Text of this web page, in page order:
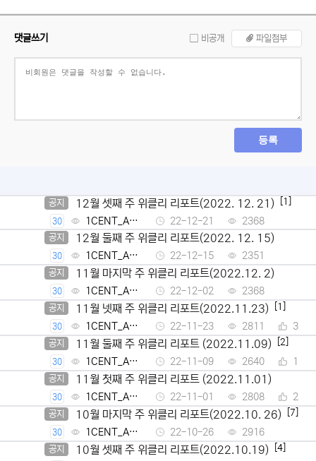
댓글쓰기 비공개 파일첨부
등록
공지 12월 셋째 주 위클리 리포트(2022. 12. 21) [1]
30
1CENT_Ad
min
22-12-21 2368
공지 12월 둘째 주 위클리 리포트(2022. 12. 15)
30
1CENT_Ad
min
22-12-15 2351
공지 11월 마지막 주 위클리 리포트(2022.12. 2)
30
1CENT_Ad
min
22-12-02 2368
공지 11월 넷째 주 위클리 리포트(2022.11.23) [1]
30
1CENT_Ad
min
22-11-23 2811 3
공지 11월 둘째 주 위클리 리포트 (2022.11.09) [2]
30
1CENT_Ad
min
22-11-09 2640 1
공지 11월 첫째 주 위클리 리포트 (2022.11.01)
30
1CENT_Ad
min
22-11-01 2808 2
공지 10월 마지막 주 위클리 리포트(2022.10. 26) [7]
30
1CENT_Ad
min
22-10-26 2916
공지 10월 셋째 주 위클리 리포트(2022.10.19) [4]